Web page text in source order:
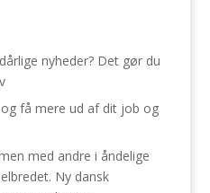
nyheder? Det gør du
få mere ud af dit job og
med andre i åndelige
Ny dansk